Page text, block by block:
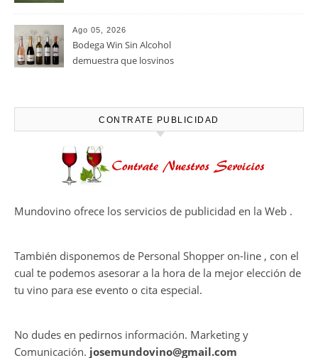
Ago 05, 2026
Bodegas Protos, reconocida
vitivinícola
Ago 05, 2026
Bodega Win Sin Alcohol
demuestra que losvinos
desalcoholizados de alta
calidadcomienzan a diseñarse
en el viñedo
Mundovino ofrece los servicios de publicidad en la Web .
También disponemos de Personal Shopper on-line , con el
cual te podemos asesorar a la hora de la mejor elección de